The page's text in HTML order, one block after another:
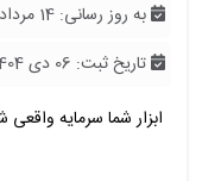
به روز رسانی: 14 مرداد 1405 ساعت 10:43:53
تاریخ ثبت: 06 دی 1404 ساعت 16:17:54
ابزار شما سرمایه